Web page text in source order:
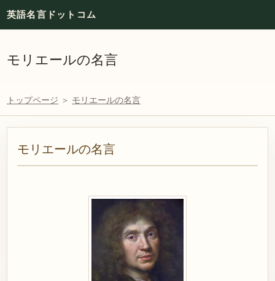
英語名言ドットコム
モリエールの名言
トップページ ＞ モリエールの名言
モリエールの名言